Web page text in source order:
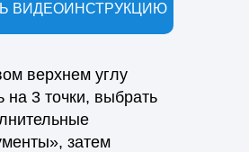
верхнем углу
на 3 точки, выбрать
затем
ВИДЕОИНСТРУКЦИЮ